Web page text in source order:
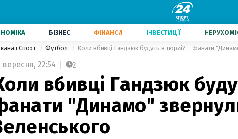
БІЗНЕС ФІНАНСИ ІНВЕСТИЦІЇ
Спорт Футбол Коли вбивці Гандзюк будуть в тюрмі? – фанати
вересня, 22:54 2
вбивці Гандзюк
"Динамо"